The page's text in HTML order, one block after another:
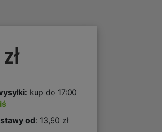
kup do 17:00
od: 13,90 zł